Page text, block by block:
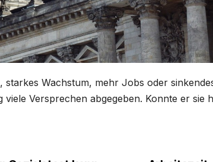
starkes Wachstum, mehr Jobs oder
Versprechen abgegeben. Konnte er sie